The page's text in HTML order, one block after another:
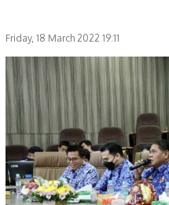
Friday, 18 March 2022 19:11